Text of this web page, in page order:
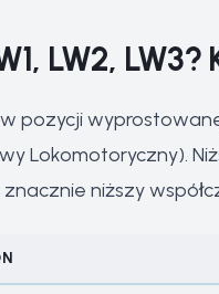
LW2,
pozycji
Lokomotoryczny).
niższy